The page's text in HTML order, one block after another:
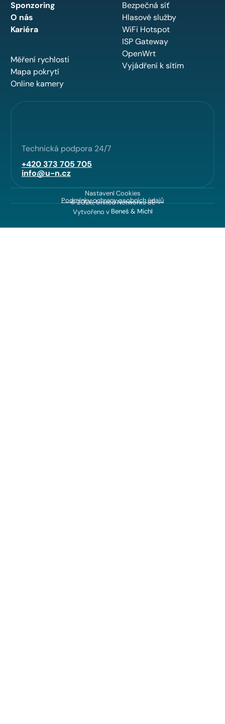
Sponzoring
O nás
Kariéra
Měření rychlosti
Mapa pokrytí
Online kamery
Bezpečná síť
Hlasové služby
WiFi Hotspot
ISP Gateway
OpenWrt
Vyjádření k sítím
Technická podpora 24/7
+420 373 705 705
info@u-n.cz
Nastavení Cookies
Podmínky ochrany osobních údajů
© 2026, United Networks SE
Vytvořeno v Beneš & Michl